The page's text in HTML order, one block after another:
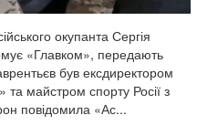
окупанта Сергія
«Главком», передають
був ексдиректором
та майстром спорту Росії з
повідомила «Ас...